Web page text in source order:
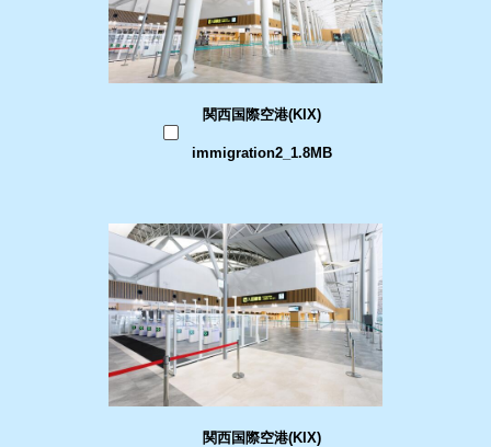
関西国際空港(KIX)
immigration2_1.8MB
関西国際空港(KIX)